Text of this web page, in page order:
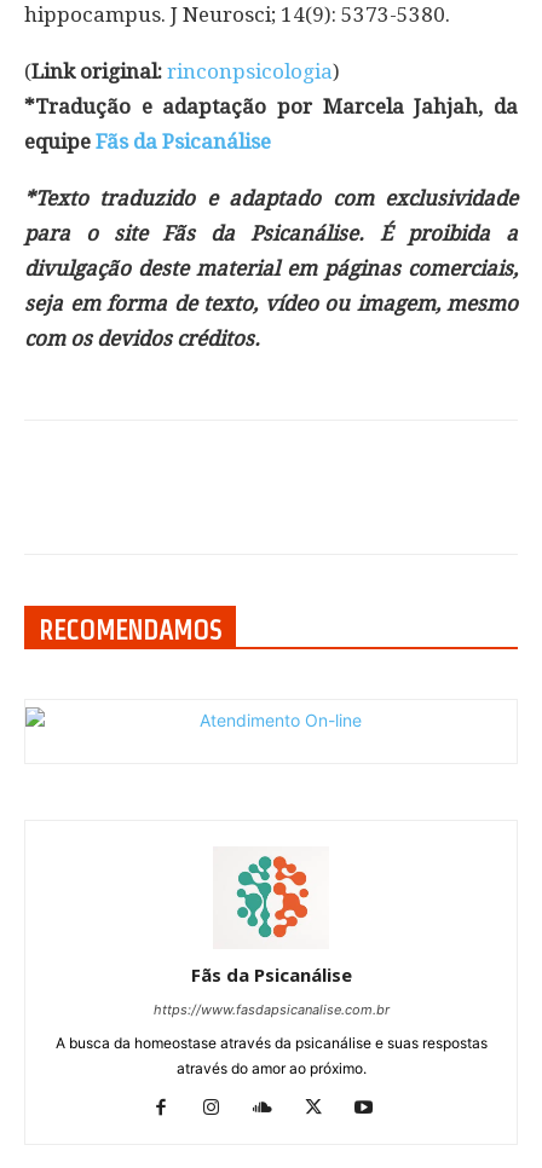
hippocampus. J Neurosci; 14(9): 5373-5380.
(Link original: rinconpsicologia)
*Tradução e adaptação por Marcela Jahjah, da
equipe Fãs da Psicanálise
*Texto traduzido e adaptado com exclusividade
para o site Fãs da Psicanálise. É proibida a
divulgação deste material em páginas comerciais,
seja em forma de texto, vídeo ou imagem, mesmo
com os devidos créditos.
RECOMENDAMOS
Fãs da Psicanálise
https://www.fasdapsicanalise.com.br
A busca da homeostase através da psicanálise e suas respostas
através do amor ao próximo.